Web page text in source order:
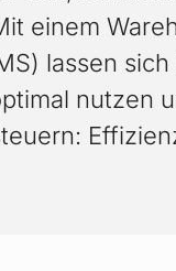
einem
lassen sich
nutzen